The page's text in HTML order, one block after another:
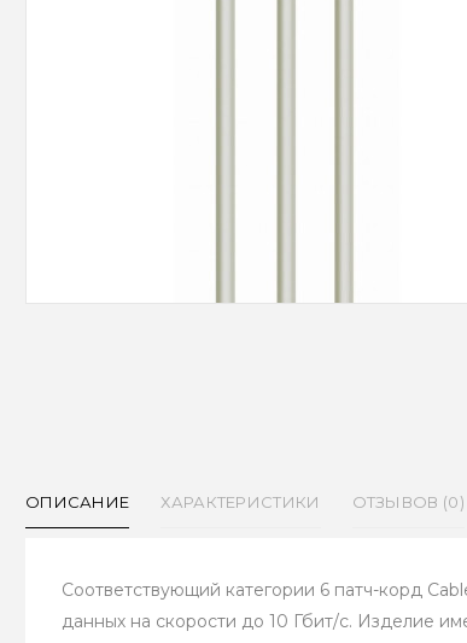
ОПИСАНИЕ ХАРАКТЕРИСТИКИ ОТЗЫВОВ (0)
Соответствующий категории 6 патч-корд
данных на скорости до 10 Гбит/с. Изделие